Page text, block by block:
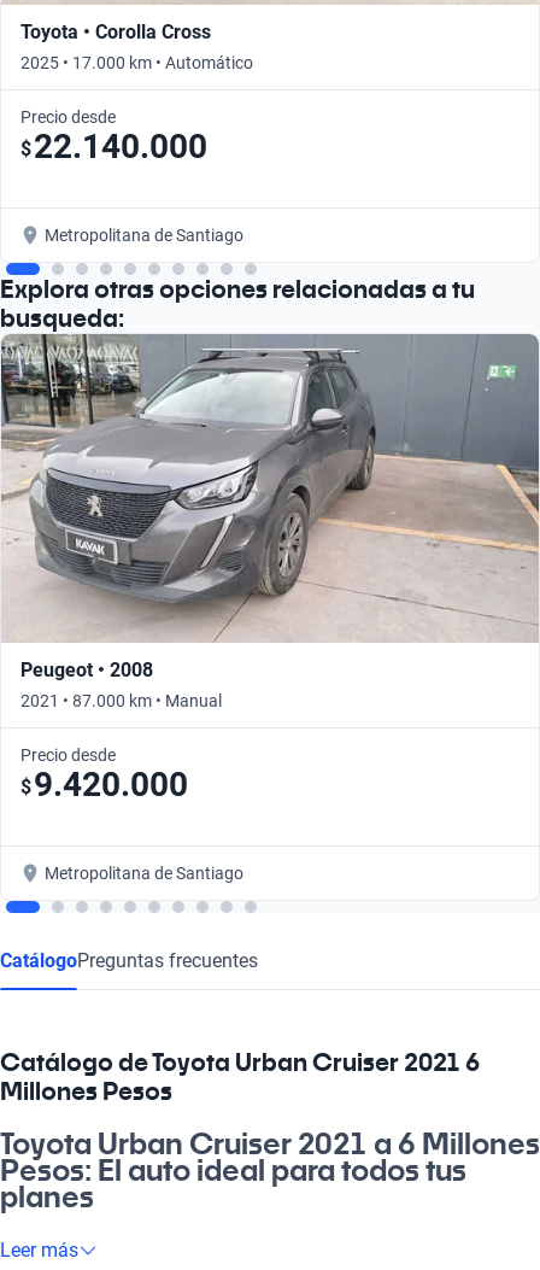
Toyota • Corolla Cross
2025 • 17.000 km • Automático
Precio desde
$22.140.000
Metropolitana de Santiago
Explora otras opciones relacionadas a tu
busqueda:
Peugeot • 2008
2021 • 87.000 km • Manual
Precio desde
$9.420.000
Metropolitana de Santiago
CatálogoPreguntas frecuentes
Catálogo de Toyota Urban Cruiser 2021 6
Millones Pesos
Toyota Urban Cruiser 2021 a 6 Millones
Pesos: El auto ideal para todos tus
planes
Si estás buscando un vehículo que combine estilo, comodidad
Leer más